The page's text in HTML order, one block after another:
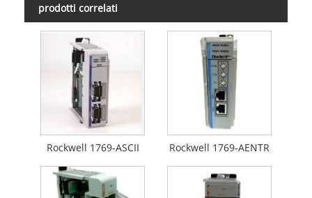
prodotti correlati
Rockwell 1769-ASCII Rockwell 1769-AENTR